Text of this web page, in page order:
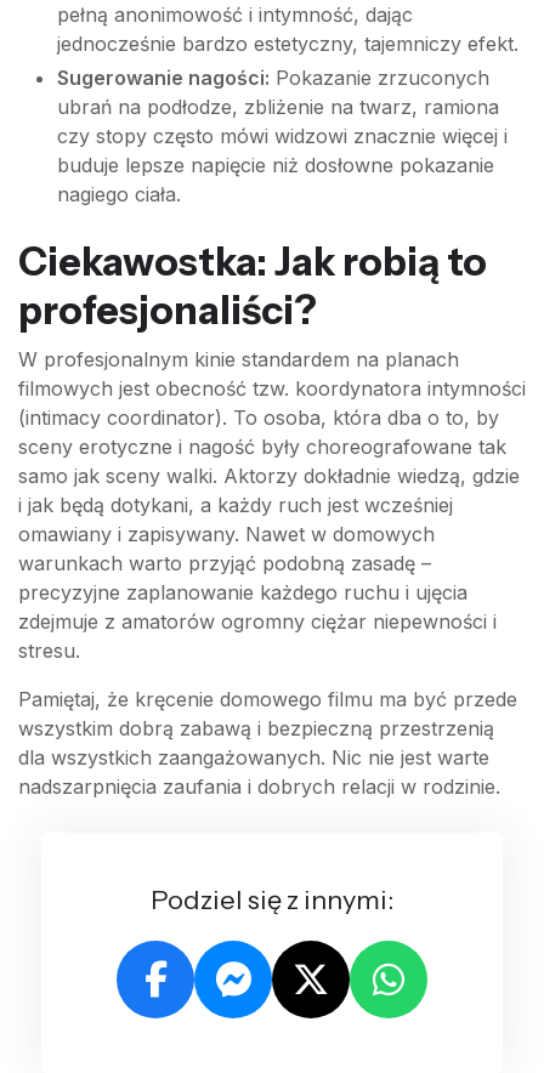
pełną anonimowość i intymność, dając
jednocześnie bardzo estetyczny, tajemniczy efekt.
Sugerowanie nagości: Pokazanie zrzuconych
ubrań na podłodze, zbliżenie na twarz, ramiona
czy stopy często mówi widzowi znacznie więcej i
buduje lepsze napięcie niż dosłowne pokazanie
nagiego ciała.
Ciekawostka: Jak robią to
profesjonaliści?
W profesjonalnym kinie standardem na planach
filmowych jest obecność tzw. koordynatora intymności
(intimacy coordinator). To osoba, która dba o to, by
sceny erotyczne i nagość były choreografowane tak
samo jak sceny walki. Aktorzy dokładnie wiedzą, gdzie
i jak będą dotykani, a każdy ruch jest wcześniej
omawiany i zapisywany. Nawet w domowych
warunkach warto przyjąć podobną zasadę –
precyzyjne zaplanowanie każdego ruchu i ujęcia
zdejmuje z amatorów ogromny ciężar niepewności i
stresu.
Pamiętaj, że kręcenie domowego filmu ma być przede
wszystkim dobrą zabawą i bezpieczną przestrzenią
dla wszystkich zaangażowanych. Nic nie jest warte
nadszarpnięcia zaufania i dobrych relacji w rodzinie.
Podziel się z innymi: